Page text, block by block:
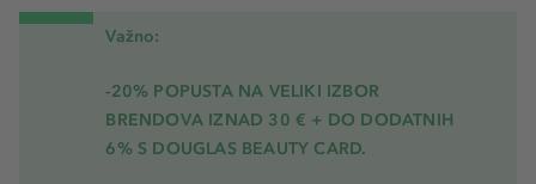
Važno:
-20% POPUSTA NA VELIKI IZBOR
BRENDOVA IZNAD 30 € + DO DODATNIH
6% S DOUGLAS BEAUTY CARD.